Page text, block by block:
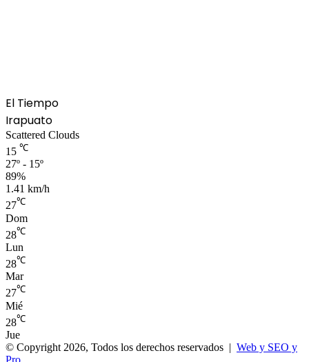
El Tiempo
Irapuato
Scattered Clouds
15 ℃
27º - 15º
89%
1.41 km/h
27℃
Dom
28℃
Lun
28℃
Mar
27℃
Mié
28℃
Jue
© Copyright 2026, Todos los derechos reservados | Web y SEO y
Pro